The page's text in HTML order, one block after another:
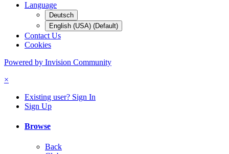
Language
Deutsch
English (USA) (Default)
Contact Us
Cookies
Powered by Invision Community
×
Existing user? Sign In
Sign Up
Browse
Back